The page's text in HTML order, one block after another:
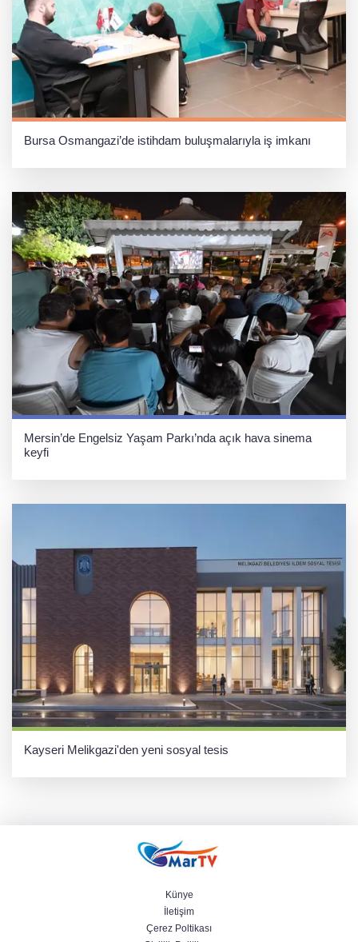
Bursa Osmangazi’de istihdam buluşmalarıyla iş imkanı
Mersin’de Engelsiz Yaşam Parkı’nda açık hava sinema
keyfi
Kayseri Melikgazi'den yeni sosyal tesis
Künye
İletişim
Çerez Poltikası